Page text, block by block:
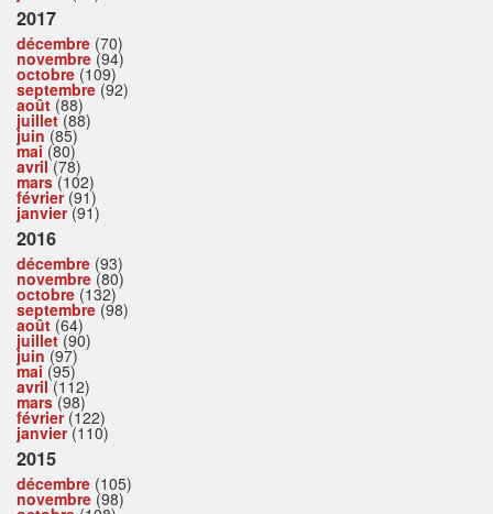
2017
décembre (70)
novembre (94)
octobre (109)
septembre (92)
août (88)
juillet(88)
juin (85)
mai (80)
avril(78)
mars(102)
février(91)
janvier(91)
2016
décembre (93)
novembre (80)
octobre (132)
septembre (98)
août (64)
juillet(90)
juin (97)
mai (95)
avril(112)
mars(98)
février(122)
janvier(110)
2015
décembre (105)
novembre (98)